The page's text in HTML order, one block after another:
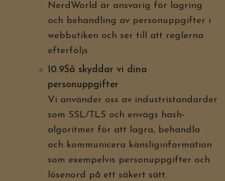
NerdWorld är ansvarig för lagring
och behandling av personuppgifter i
webbutiken och ser till att reglerna
efterföljs.
10.9Så skyddar vi dina
personuppgifter
Vi använder oss av industristandarder
som SSL/TLS och envägs hash-
algoritmer för att lagra, behandla
och kommunicera känsliginformation
som exempelvis personuppgifter och
lösenord på ett säkert sätt.